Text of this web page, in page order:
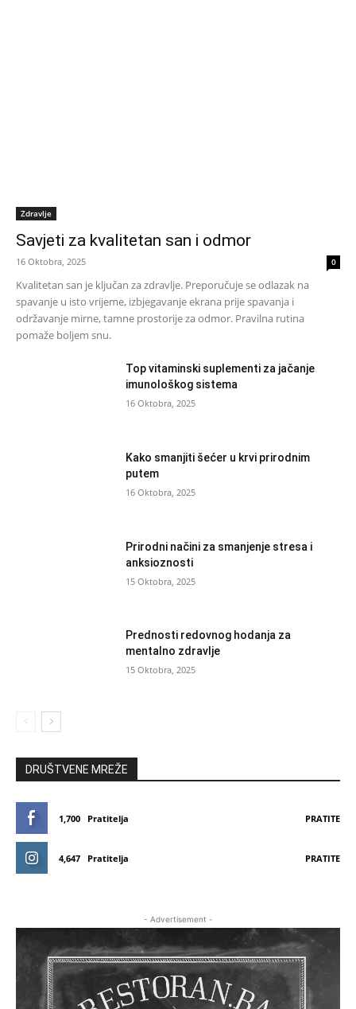
Zdravlje
Savjeti za kvalitetan san i odmor
16 Oktobra, 2025 0
Kvalitetan san je ključan za zdravlje. Preporučuje se odlazak na
spavanje u isto vrijeme, izbjegavanje ekrana prije spavanja i
održavanje mirne, tamne prostorije za odmor. Pravilna rutina
pomaže boljem snu.
Top vitaminski suplementi za jačanje
imunološkog sistema
16 Oktobra, 2025
Kako smanjiti šećer u krvi prirodnim
putem
16 Oktobra, 2025
Prirodni načini za smanjenje stresa i
anksioznosti
15 Oktobra, 2025
Prednosti redovnog hodanja za
mentalno zdravlje
15 Oktobra, 2025
DRUŠTVENE MREŽE
1,700 Pratitelja PRATITE
4,647 Pratitelja PRATITE
- Advertisement -